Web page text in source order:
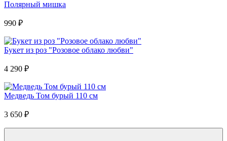
Полярный мишка
990 ₽
Букет из роз "Розовое облако любви"
4 290 ₽
Медведь Том бурый 110 см
3 650 ₽